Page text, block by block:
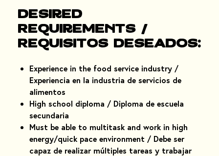
Desired
Requirements /
Requisitos deseados:
Experience in the food service industry /
Experiencia en la industria de servicios de
alimentos
High school diploma / Diploma de escuela
secundaria
Must be able to multitask and work in high
energy/quick pace environment / Debe ser
capaz de realizar múltiples tareas y trabajar